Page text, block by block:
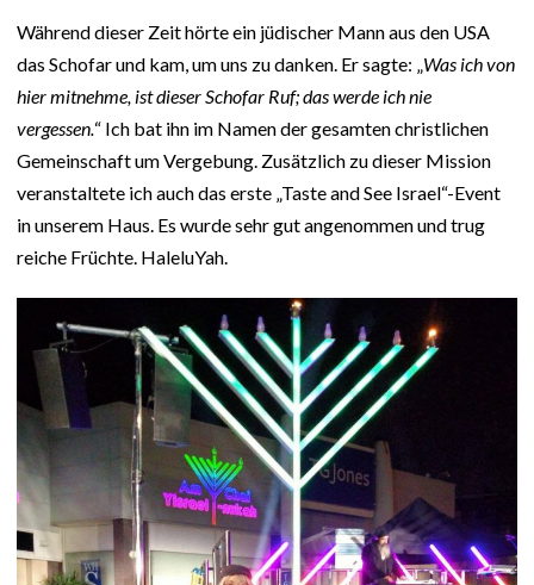
Während dieser Zeit hörte ein jüdischer Mann aus den USA
das Schofar und kam, um uns zu danken. Er sagte: „ Was ich von
hier mitnehme, ist dieser Schofar Ruf; das werde ich nie
vergessen. “ Ich bat ihn im Namen der gesamten christlichen
Gemeinschaft um Vergebung. Zusätzlich zu dieser Mission
veranstaltete ich auch das erste „Taste and See Israel“-Event
in unserem Haus. Es wurde sehr gut angenommen und trug
reiche Früchte. HaleluYah.